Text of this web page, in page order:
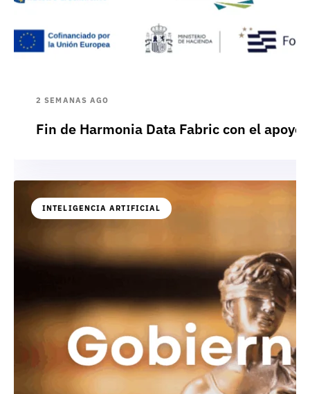
2 SEMANAS AGO
Fin de Harmonia Data Fabric con el apoyo
INTELIGENCIA ARTIFICIAL